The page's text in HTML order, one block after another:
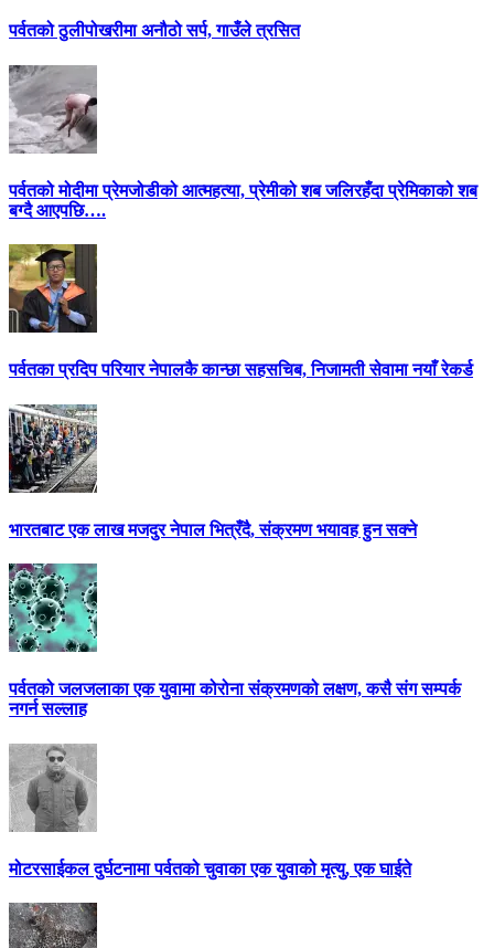
पर्वतको ठुलीपोखरीमा अनौठो सर्प, गाउँले त्रसित
पर्वतको मोदीमा प्रेमजोडीको आत्महत्या, प्रेमीको शब जलिरहँदा प्रेमिकाको शब
बग्दै आएपछि….
पर्वतका प्रदिप परियार नेपालकै कान्छा सहसचिब, निजामती सेवामा नयाँ रेकर्ड
भारतबाट एक लाख मजदुर नेपाल भित्रँदै, संक्रमण भयावह हुन सक्ने
पर्वतको जलजलाका एक युवामा कोरोना संक्रमणको लक्षण, कसै संग सम्पर्क
नगर्न सल्लाह
मोटरसाईकल दुर्घटनामा पर्वतको चुवाका एक युवाको मृत्यु, एक घाईते